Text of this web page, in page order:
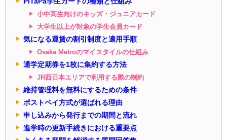
小中高生向けのキッズ・ジュニアカード
大学生以上が対象の学生会員カード
気になる運賃の割引制度と適用手順
Osaka Metroのマイスタイルの仕組み
通学定期券を1枚に集約する方法
JR西日本エリアで利用する際の制約
維持管理料を無料にするための条件
ポストペイ方式が選ばれる理由
申し込みから発行までの期間と流れ
進学時の更新手続きにおける重要点